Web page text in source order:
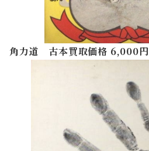
角力道 古本買取価格 6,000円